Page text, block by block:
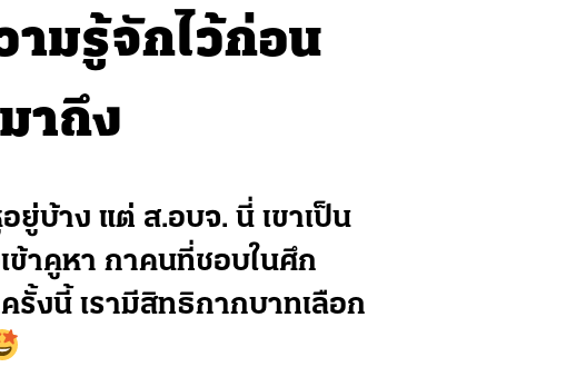
มรู้จักไว้ก่อน
าถึง
ยู่บ้าง แต่ ส.อบจ. นี่ เขาเป็น
ข้าคูหา กาคนที่ชอบในศึก
รั้งนี้ เรามีสิทธิกากบาทเลือก